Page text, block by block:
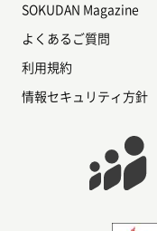
SOKUDAN Magazine
よくあるご質問
利用規約
情報セキュリティ方針